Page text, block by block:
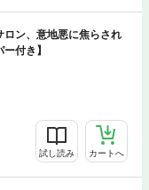
ン、意地悪に焦らされ
付き】
試し読み カートへ